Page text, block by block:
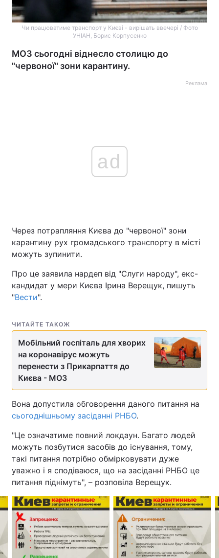
Чи працюватиме транспорт у Києві - вирішать ввечері / Фото
УНІАН, Борис Корпусенко
МОЗ сьогодні віднесло столицю до
"червоної" зони карантину.
Реклама
ad
Через потрапляння Києва до "червоної" зони
карантину рух громадського транспорту в місті
можуть зупинити.
Про це заявила нардеп від "Слуги народу", екс-
кандидат у мери Києва Ірина Верещук, пишуть
"Вести".
ЧИТАЙТЕ ТАКОЖ
Мобільний госпіталь для хворих
на коронавірус можуть
перенести з Прикарпаття до
Києва - МОЗ
Вона допустила обговорення даного питання на
сьогоднішньому засіданні РНБО.
"Це означатиме повний локдаун. Багато людей
можуть позбутися засобів до існування, тому,
такі питання потрібно обмірковувати дуже
уважно і я сподіваюся, що на засіданні РНБО це
питання піднімуть", – розповіла Верещук.